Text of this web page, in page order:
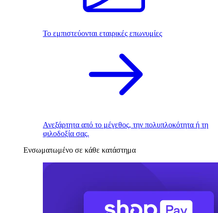
Το εμπιστεύονται εταιρικές επωνυμίες
Ανεξάρτητα από το μέγεθος, την πολυπλοκότητα ή τη
φιλοδοξία σας.
Ενσωματωμένο σε κάθε κατάστημα